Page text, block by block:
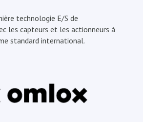
technologie E/S de
les capteurs et les actionneurs à
standard international.